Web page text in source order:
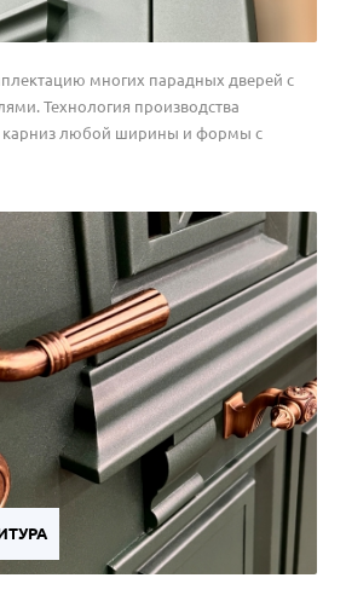
многих парадных дверей с
Технология производства
карниз любой ширины и формы с